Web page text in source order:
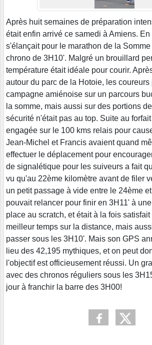
Après huit semaines de préparation
était enfin arrivé ce samedi à Amiens. En
s'élançait pour le marathon de la
chrono de 3H10'. Malgré un brouillard
température était idéale pour courir.
autour du parc de la Hotoie, les coureurs
campagne amiénoise sur un parcours
la somme, mais aussi sur des portions
sécurité n'était pas au top. Suite au
engagée sur le 100 kms relais pour
Jean-Michel et Francis avaient quand
effectuer le déplacement pour
de signalétique pour les suiveurs a fait
vu qu'au 22ème kilomètre avant de filer
un petit passage à vide entre le 24ème
pouvait relancer pour finir en 3H11' à
place au scratch, et était à la fois
meilleur temps sur la distance, mais
passer sous les 3H10'. Mais son GPS
lieu des 42,195 mythiques, et on peut
l'objectif est officieusement réussi. Un
avec des chronos réguliers sous les
jour à franchir la barre des 3H00!